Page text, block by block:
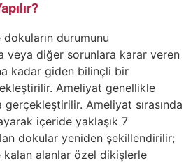
durumunu
veya diğer sorunlara karar veren
kadar giden bilinçli bir
Ameliyat genellikle
Ameliyat sırasında
içeride yaklaşık 7
dokular yeniden şekillendirilir;
kalan alanlar özel dikişlerle